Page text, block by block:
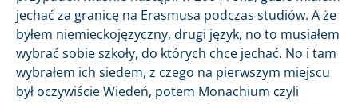
jechać za granicę na Erasmusa podczas studiów. A że
byłem niemieckojęzyczny, drugi język, no to musiałem
wybrać sobie szkoły, do których chce jechać. No i tam
wybrałem ich siedem, z czego na pierwszym miejscu
był oczywiście Wiedeń, potem Monachium czyli